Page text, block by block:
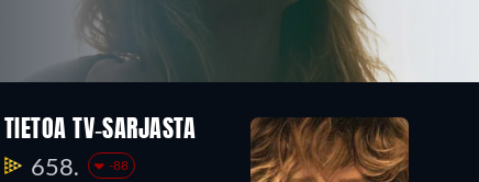
TIETOA TV-SARJASTA
658. -88